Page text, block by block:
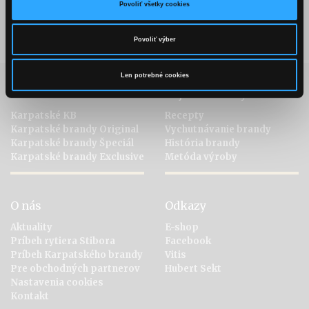
Povoliť všetky cookies
Povoliť výber
Len potrebné cookies
Ozdoba:škoricovo-maslová espuma
Kolekcia
Karpatské KB
Karpatské brandy Original
Karpatské brandy Špeciál
Karpatské brandy Exclusive
Objavte brandy
Recepty
Vychutnávanie brandy
História brandy
Metóda výroby
O nás
Aktuality
Príbeh rytiera Stibora
Príbeh Karpatského brandy
Pre obchodných partnerov
Nastavenia cookies
Kontakt
Odkazy
E-shop
Facebook
Vitis
Hubert Sekt